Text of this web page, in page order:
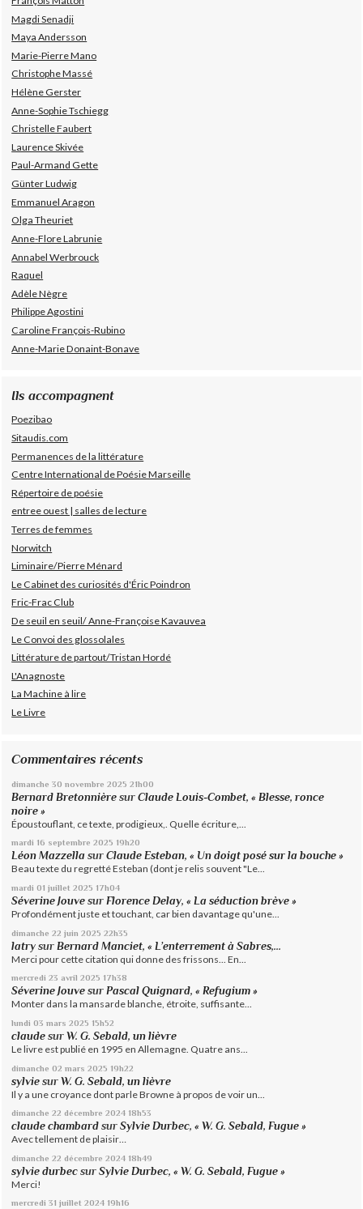
Magdi Senadji
Maya Andersson
Marie-Pierre Mano
Christophe Massé
Hélène Gerster
Anne-Sophie Tschiegg
Christelle Faubert
Laurence Skivée
Paul-Armand Gette
Günter Ludwig
Emmanuel Aragon
Olga Theuriet
Anne-Flore Labrunie
Annabel Werbrouck
Raquel
Adèle Nègre
Philippe Agostini
Caroline François-Rubino
Anne-Marie Donaint-Bonave
Ils accompagnent
Poezibao
Sitaudis.com
Permanences de la littérature
Centre International de Poésie Marseille
Répertoire de poésie
entree ouest | salles de lecture
Terres de femmes
Norwitch
Liminaire/Pierre Ménard
Le Cabinet des curiosités d'Éric Poindron
Fric-Frac Club
De seuil en seuil/ Anne-Françoise Kavauvea
Le Convoi des glossolales
Littérature de partout/Tristan Hordé
L'Anagnoste
La Machine à lire
Le Livre
Commentaires récents
dimanche 30 novembre 2025 21h00
Bernard Bretonnière surClaude Louis-Combet, « Blesse, ronce
noire »
Époustouflant, ce texte, prodigieux,. Quelle écriture,...
mardi 16 septembre 2025 19h20
Léon Mazzella surClaude Esteban, « Un doigt posé sur la bouche »
Beau texte du regretté Esteban (dont je relis souvent "Le...
mardi 01 juillet 2025 17h04
Séverine Jouve surFlorence Delay, « La séduction brève »
Profondément juste et touchant, car bien davantage qu'une...
dimanche 22 juin 2025 22h35
latry surBernard Manciet, « L’enterrement à Sabres,...
Merci pour cette citation qui donne des frissons... En...
mercredi 23 avril 2025 17h38
Séverine Jouve surPascal Quignard, « Refugium »
Monter dans la mansarde blanche, étroite, suffisante...
lundi 03 mars 2025 15h52
claude surW. G. Sebald, un lièvre
Le livre est publié en 1995 en Allemagne. Quatre ans...
dimanche 02 mars 2025 19h22
sylvie surW. G. Sebald, un lièvre
Il y a une croyance dont parle Browne à propos de voir un...
dimanche 22 décembre 2024 18h53
claude chambard surSylvie Durbec, « W. G. Sebald, Fugue »
Avec tellement de plaisir…
dimanche 22 décembre 2024 18h49
sylvie durbec surSylvie Durbec, « W. G. Sebald, Fugue »
Merci!
mercredi 31 juillet 2024 19h16